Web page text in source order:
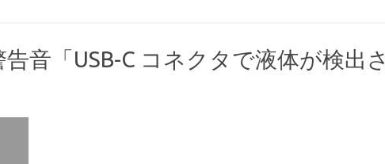
音「USB-C コネクタで液体が検出さ